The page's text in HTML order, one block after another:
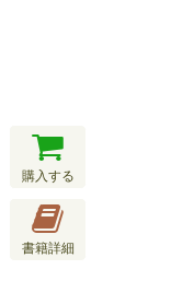
購入する
書籍詳細